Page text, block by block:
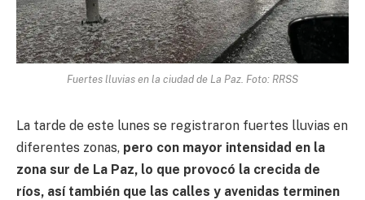
Fuertes lluvias en la ciudad de La Paz. Foto: RRSS
La tarde de este lunes se registraron fuertes lluvias en
diferentes zonas, pero con mayor intensidad en la
zona sur de La Paz, lo que provocó la crecida de
ríos, así también que las calles y avenidas terminen